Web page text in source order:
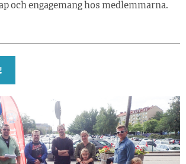
och engagemang hos medlemmarna.